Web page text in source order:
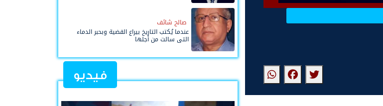
صالح شائف
عندما يُكتب التاريخ بيراع القضية وبحبر الدماء
التي سالت من أجلها
فيديو